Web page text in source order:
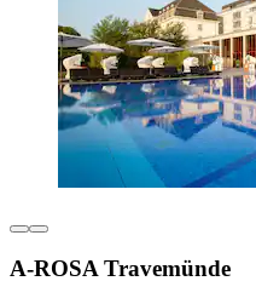
A-ROSA Travemünde